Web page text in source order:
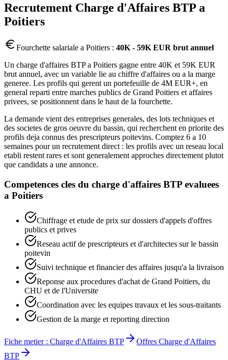
Recrutement Charge d'Affaires BTP a
Poitiers
Fourchette salariale a Poitiers : 40K - 59K EUR brut annuel
Un charge d'affaires BTP a Poitiers gagne entre 40K et 59K EUR
brut annuel, avec un variable lie au chiffre d'affaires ou a la marge
generee. Les profils qui gerent un portefeuille de 4M EUR+, en
general reparti entre marches publics de Grand Poitiers et affaires
privees, se positionnent dans le haut de la fourchette.
La demande vient des entreprises generales, des lots techniques et
des societes de gros oeuvre du bassin, qui recherchent en priorite des
profils deja connus des prescripteurs poitevins. Comptez 6 a 10
semaines pour un recrutement direct : les profils avec un reseau local
etabli restent rares et sont generalement approches directement plutot
que candidats a une annonce.
Competences cles du charge d'affaires BTP evaluees
a Poitiers
Chiffrage et etude de prix sur dossiers d'appels d'offres
publics et prives
Reseau actif de prescripteurs et d'architectes sur le bassin
poitevin
Suivi technique et financier des affaires jusqu'a la livraison
Reponse aux procedures d'achat de Grand Poitiers, du
CHU et de l'Universite
Coordination avec les equipes travaux et les sous-traitants
Gestion de la marge et reporting direction
Fiche metier : Charge d'Affaires BTP Offres Charge d'Affaires
BTP